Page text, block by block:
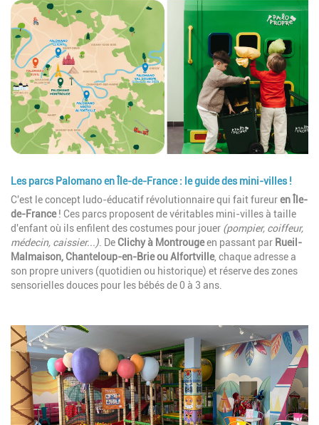
Image
Description
Les parcs Palomano en Île-de-France: le guide des mini-villes !
C'est le concept ludo-éducatif révolutionnaire qui fait fureuren Île-
de-France! Ces parcs proposent de véritables mini-villes à taille
d'enfant où ils enfilent des costumes pour jouer (pompier, coiffeur,
médecin, caissier...) . DeClichy à Montrougeen passant par Rueil-
Malmaison, Chanteloup-en-Brie ou Alfortville, chaque adresse a
son propre univers (quotidien ou historique) et réserve des zones
sensorielles douces pour les bébés de 0 à 3 ans.
Image